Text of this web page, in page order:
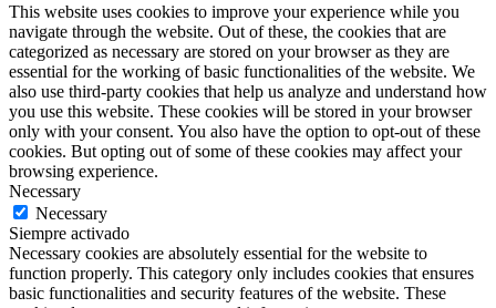
This website uses cookies to improve your experience while you
navigate through the website. Out of these, the cookies that are
categorized as necessary are stored on your browser as they are
essential for the working of basic functionalities of the website. We
also use third-party cookies that help us analyze and understand how
you use this website. These cookies will be stored in your browser
only with your consent. You also have the option to opt-out of these
cookies. But opting out of some of these cookies may affect your
browsing experience.
Necessary
Necessary
Siempre activado
Necessary cookies are absolutely essential for the website to
function properly. This category only includes cookies that ensures
basic functionalities and security features of the website. These